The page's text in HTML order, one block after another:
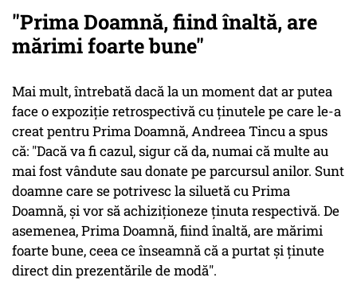
"Prima Doamnă, fiind înaltă, are
mărimi foarte bune"
Mai mult, întrebată dacă la un moment dat ar putea
face o expoziție retrospectivă cu ținutele pe care le-a
creat pentru Prima Doamnă, Andreea Tincu a spus
că: "Dacă va fi cazul, sigur că da, numai că multe au
mai fost vândute sau donate pe parcursul anilor. Sunt
doamne care se potrivesc la siluetă cu Prima
Doamnă, și vor să achiziționeze ținuta respectivă. De
asemenea, Prima Doamnă, fiind înaltă, are mărimi
foarte bune, ceea ce înseamnă că a purtat și ținute
direct din prezentările de modă".